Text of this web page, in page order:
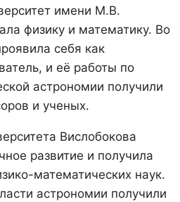
имени М.В.
физику и математику. Во
себя как
и её работы по
астрономии получили
и ученых.
Вислобокова
развитие и получила
математических наук.
астрономии получили